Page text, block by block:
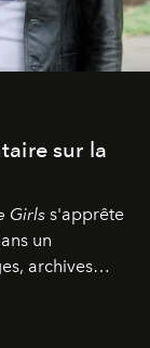
sur la
Girls s'apprête
un
archives
phénomène